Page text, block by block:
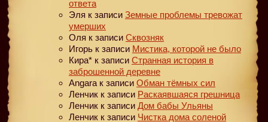
ответа
Эля к записи Земные проблемы тревожат
умерших
Оля к записи Сквозняк
Игорь к записи Мистика, которой не было
Кира* к записи Странная история в
заброшенной деревне
Angara к записи Обман тёмных сил
Ленчик к записи Раскаявшаяся грешница
Ленчик к записи Дом бабы Ульяны
Ленчик к записи Чистка дома соленой